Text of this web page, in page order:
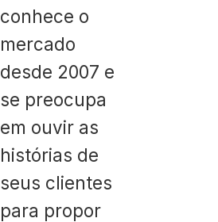
conhece o
mercado
desde 2007 e
se preocupa
em ouvir as
histórias de
seus clientes
para propor